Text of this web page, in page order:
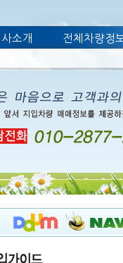
소개 전체차량정